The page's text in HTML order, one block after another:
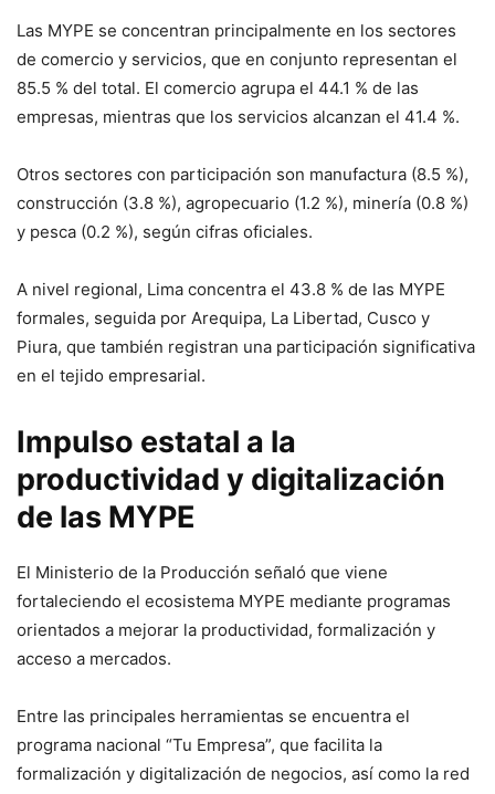
Las MYPE se concentran principalmente en los sectores
de comercio y servicios, que en conjunto representan el
85.5 % del total. El comercio agrupa el 44.1 % de las
empresas, mientras que los servicios alcanzan el 41.4 %.
Otros sectores con participación son manufactura (8.5 %),
construcción (3.8 %), agropecuario (1.2 %), minería (0.8 %)
y pesca (0.2 %), según cifras oficiales.
A nivel regional, Lima concentra el 43.8 % de las MYPE
formales, seguida por Arequipa, La Libertad, Cusco y
Piura, que también registran una participación significativa
en el tejido empresarial.
Impulso estatal a la
productividad y digitalización
de las MYPE
El Ministerio de la Producción señaló que viene
fortaleciendo el ecosistema MYPE mediante programas
orientados a mejorar la productividad, formalización y
acceso a mercados.
Entre las principales herramientas se encuentra el
programa nacional “Tu Empresa”, que facilita la
formalización y digitalización de negocios, así como la red